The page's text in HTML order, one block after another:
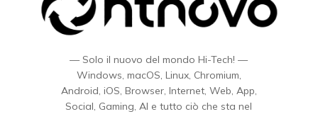
— Solo il nuovo del mondo Hi-Tech! —
Windows, macOS, Linux, Chromium,
Android, iOS, Browser, Internet, Web, App,
Social, Gaming, AI e tutto ciò che sta nel